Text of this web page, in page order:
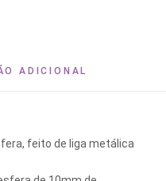
ADICIONAL
feito de liga metálica